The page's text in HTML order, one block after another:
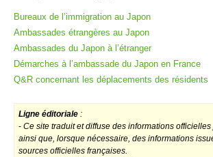
Bureaux de l’immigration au Japon
Ambassades étrangères au Japon
Ambassades du Japon à l’étranger
Démarches à l’ambassade du Japon en France
Q&R concernant les déplacements des résidents
Ligne éditoriale :
- Ce site traduit et diffuse des informations officielles
ainsi que, lorsque nécessaire, des informations
sources officielles françaises.